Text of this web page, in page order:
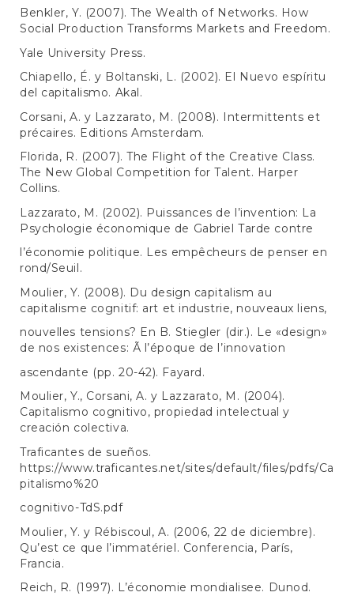
Benkler, Y. (2007). The Wealth of Networks. How
Social Production Transforms Markets and Freedom.
Yale University Press.
Chiapello, É. y Boltanski, L. (2002). El Nuevo espíritu
del capitalismo. Akal.
Corsani, A. y Lazzarato, M. (2008). Intermittents et
précaires. Editions Amsterdam.
Florida, R. (2007). The Flight of the Creative Class.
The New Global Competition for Talent. Harper
Collins.
Lazzarato, M. (2002). Puissances de l’invention: La
Psychologie économique de Gabriel Tarde contre
l’économie politique. Les empêcheurs de penser en
rond/Seuil.
Moulier, Y. (2008). Du design capitalism au
capitalisme cognitif: art et industrie, nouveaux liens,
nouvelles tensions? En B. Stiegler (dir.). Le «design»
de nos existences: Ã l’époque de l’innovation
ascendante (pp. 20-42). Fayard.
Moulier, Y., Corsani, A. y Lazzarato, M. (2004).
Capitalismo cognitivo, propiedad intelectual y
creación colectiva.
Traficantes de sueños.
https://www.traficantes.net/sites/default/files/pdfs/Ca
pitalismo%20
cognitivo-TdS.pdf
Moulier, Y. y Rébiscoul, A. (2006, 22 de diciembre).
Qu’est ce que l’immatériel. Conferencia, París,
Francia.
Reich, R. (1997). L’économie mondialisee. Dunod.